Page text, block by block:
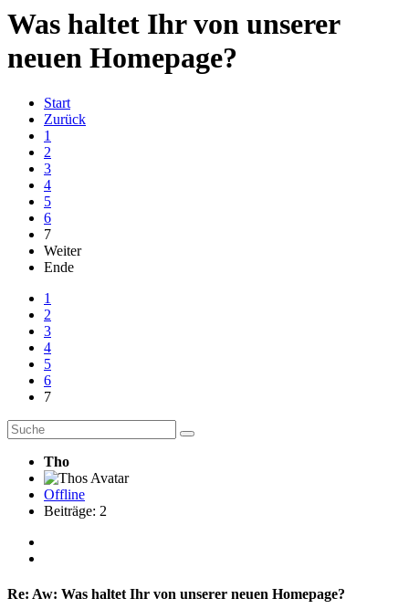
Was haltet Ihr von unserer
neuen Homepage?
Start
Zurück
1
2
3
4
5
6
7
Weiter
Ende
1
2
3
4
5
6
7
Tho
Offline
Beiträge: 2
Re: Aw: Was haltet Ihr von unserer neuen Homepage?